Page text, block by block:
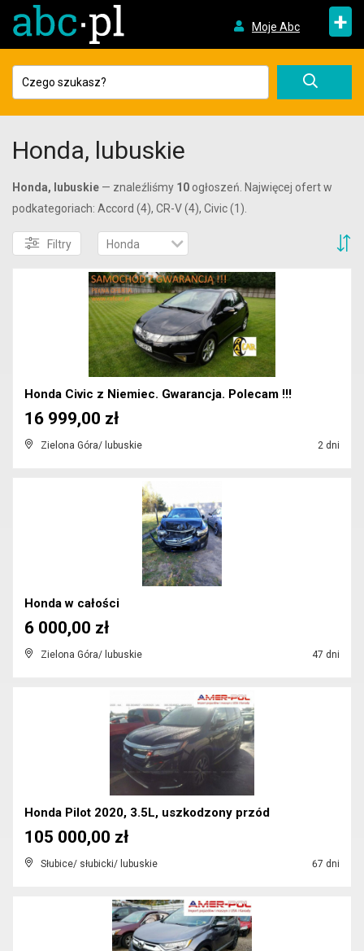
Moje Abc +
Honda, lubuskie
Honda, lubuskie — znaleźliśmy 10 ogłoszeń. Najwięcej ofert w
podkategoriach: Accord (4), CR-V (4), Civic (1).
Filtry Honda
Honda Civic z Niemiec. Gwarancja. Polecam !!!
Zielona Góra/ lubuskie 2 dni
16 999,00 zł
Honda w całości
Zielona Góra/ lubuskie 47 dni
6 000,00 zł
Honda Pilot 2020, 3.5L, uszkodzony przód
Słubice/ słubicki/ lubuskie 67 dni
105 000,00 zł